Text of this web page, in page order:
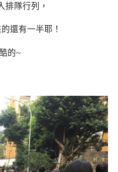
排隊行列，
還有一半耶！
的~